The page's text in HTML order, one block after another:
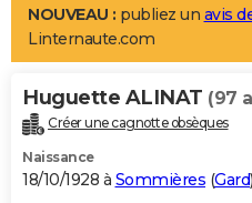
LIFESTYLE
Art de vivre
Bien-être
Loisirs
Mode
Modes de vie
Alimentation
Guide de la santé
Maladies
Médicaments
Sommeil
VOYAGE
Destinations
City break
Voyage nature
Voyage de noces
Forum
Climat
+PHOTO
GUIDES D'ACHAT
NOUVEAU : publiez un avis
Linternaute.com
Huguette ALINAT (97
Créer une cagnotte obsèques
Naissance
18/10/1928 à Sommières (Gard)